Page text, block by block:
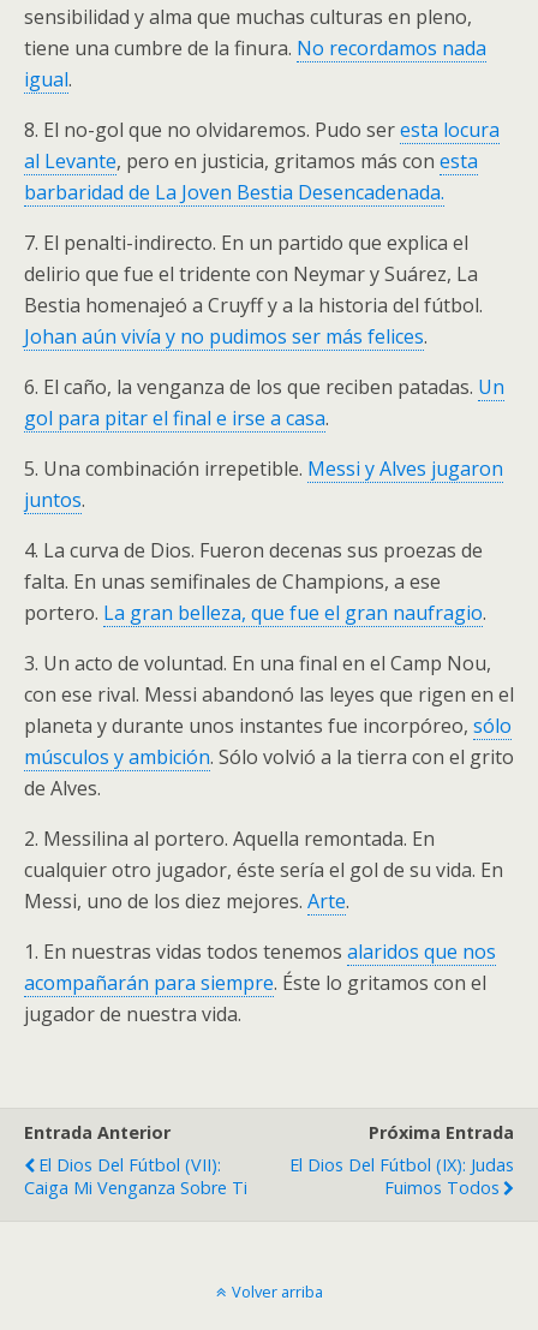
sensibilidad y alma que muchas culturas en pleno,
tiene una cumbre de la finura. No recordamos nada
igual.
8. El no-gol que no olvidaremos. Pudo seresta locura
al Levante, pero en justicia, gritamos más con esta
barbaridad de La Joven Bestia Desencadenada.
7. El penalti-indirecto. En un partido que explica el
delirio que fue el tridente con Neymar y Suárez, La
Bestia homenajeó a Cruyff y a la historia del fútbol.
Johan aún vivía y no pudimos ser más felices.
6. El caño, la venganza de los que reciben patadas. Un
gol para pitar el final e irse a casa.
5. Una combinación irrepetible. Messi y Alves jugaron
juntos.
4. La curva de Dios. Fueron decenas sus proezas de
falta. En unas semifinales de Champions, a ese
portero. La gran belleza, que fue el gran naufragio.
3. Un acto de voluntad. En una final en el Camp Nou,
con ese rival. Messi abandonó las leyes que rigen en el
planeta y durante unos instantes fue incorpóreo, sólo
músculos y ambición. Sólo volvió a la tierra con el grito
de Alves.
2. Messilina al portero. Aquella remontada. En
cualquier otro jugador, éste sería el gol de su vida. En
Messi, uno de los diez mejores. Arte.
1. En nuestras vidas todos tenemos alaridos que nos
acompañarán para siempre. Éste lo gritamos con el
jugador de nuestra vida.
Entrada Anterior
El Dios Del Fútbol (VII):
Caiga Mi Venganza Sobre Ti
Próxima Entrada
El Dios Del Fútbol (IX): Judas
Fuimos Todos
Volver arriba